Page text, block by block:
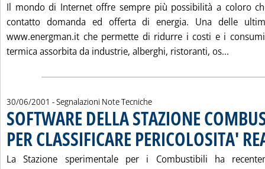
Il mondo di Internet offre sempre più possibilità a coloro
contatto domanda ed offerta di energia. Una delle
www.energman.it che permette di ridurre i costi e i
termica assorbita da industrie, alberghi, ristoranti, os...
30/06/2001 - Segnalazioni Note Tecniche
SOFTWARE DELLA STAZIONE
PER CLASSIFICARE PERICOLOSITA'
La Stazione sperimentale per i Combustibili ha